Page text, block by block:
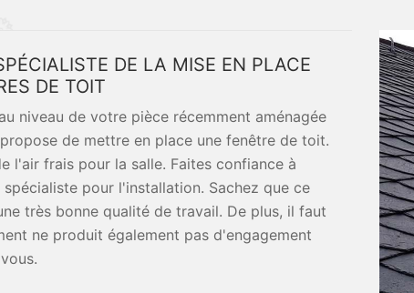
DE LA MISE EN PLACE
DE TOIT
niveau de votre pièce récemment aménagée
de mettre en place une fenêtre de toit.
l'air frais pour la salle. Faites confiance à
pour l'installation. Sachez que ce
très bonne qualité de travail. De plus, il faut
ne produit également pas d'engagement